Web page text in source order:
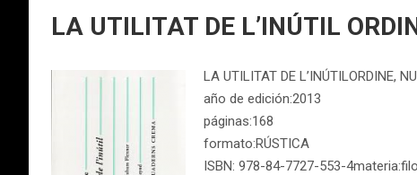
LA UTILITAT DE L’INÚTIL
LA UTILITAT DE L’INÚTILORDINE,
año de edición:2013
páginas:168
formato:RÚSTICA
ISBN: 978-84-7727-553-